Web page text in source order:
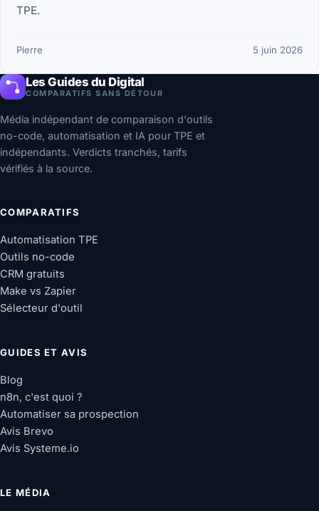
TPE.
Pierre 5 juin 2026
Les Guides du Digital
COMPARATIFS SANS DÉTOUR
Média indépendant de comparaison d'outils
no-code, automatisation et IA pour TPE et
indépendants. Verdicts tranchés, tarifs
vérifiés à la source.
COMPARATIFS
Automatisation TPE
Outils no-code
CRM gratuits
Make vs Zapier
Sélecteur d'outil
GUIDES ET AVIS
Blog
n8n, c'est quoi ?
Automatiser sa prospection
Avis Brevo
Avis Systeme.io
LE MÉDIA